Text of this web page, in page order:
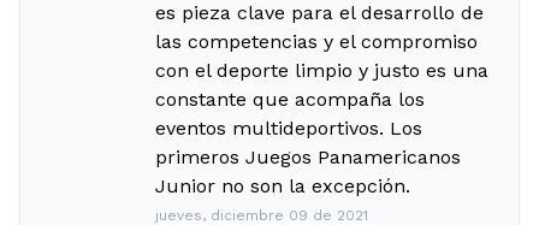
es pieza clave para el desarrollo de
las competencias y el compromiso
con el deporte limpio y justo es una
constante que acompaña los
eventos multideportivos. Los
primeros Juegos Panamericanos
Junior no son la excepción.
jueves, diciembre 09 de 2021